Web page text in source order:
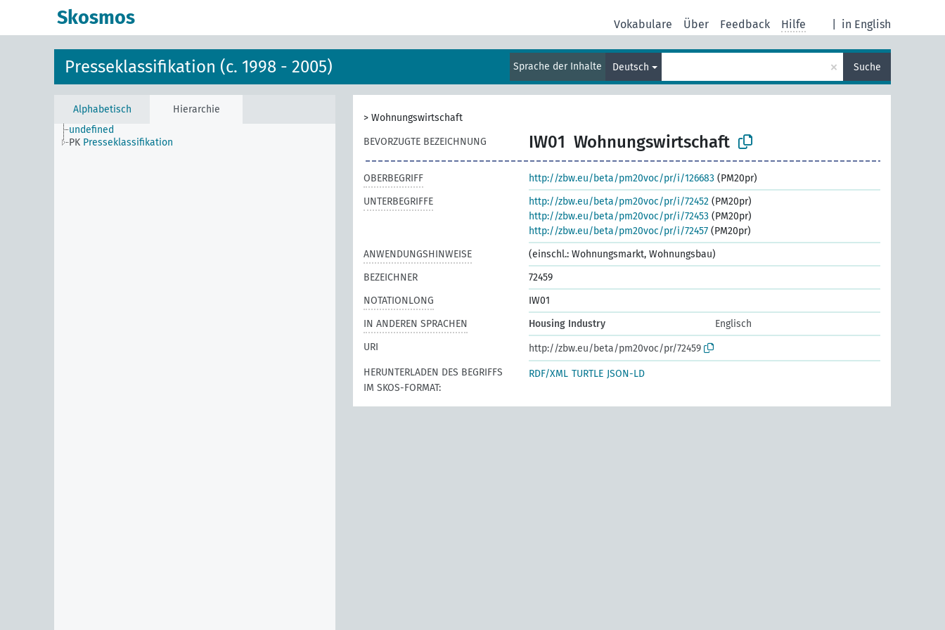
Skosmos in English
Vokabulare Über Feedback Hilfe
Presseklassifikation (c. 1998 - 2005) Sprache der Inhalte Deutsch × Suche
Alphabetisch
Hierarchie
undefined
PK Presseklassifikation
> Wohnungswirtschaft
BEVORZUGTE BEZEICHNUNG
IW01 Wohnungswirtschaft
OBERBEGRIFF http://zbw.eu/beta/pm20voc/pr/i/126683 (PM20pr)
UNTERBEGRIFFE
http://zbw.eu/beta/pm20voc/pr/i/72452 (PM20pr)
http://zbw.eu/beta/pm20voc/pr/i/72453 (PM20pr)
http://zbw.eu/beta/pm20voc/pr/i/72457 (PM20pr)
ANWENDUNGSHINWEISE
(einschl.: Wohnungsmarkt, Wohnungsbau)
BEZEICHNER
72459
NOTATIONLONG
IW01
IN ANDEREN SPRACHEN
Housing Industry
Englisch
URI
http://zbw.eu/beta/pm20voc/pr/72459
HERUNTERLADEN DES BEGRIFFS
IM SKOS-FORMAT:
RDF/XML TURTLE JSON-LD